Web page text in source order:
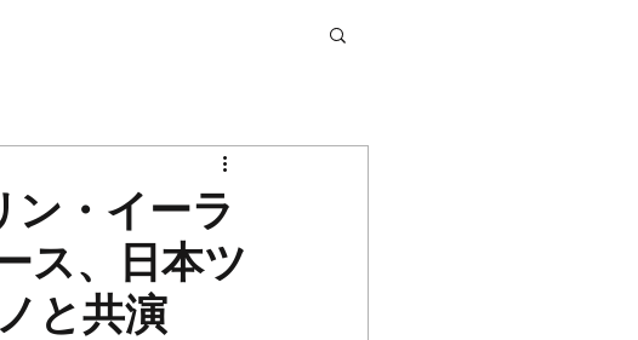
ン・イーラ
ス、日本ツ
と共演